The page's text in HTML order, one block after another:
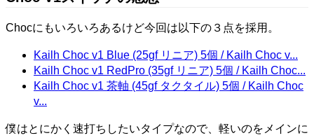
Chocにもいろいろあるけど今回は以下の３点を採用。
Kailh Choc v1 Blue (25gf リニア) 5個 / Kailh Choc v...
Kailh Choc v1 RedPro (35gf リニア) 5個 / Kailh Choc...
Kailh Choc v1 茶軸 (45gf タクタイル) 5個 / Kailh Choc
v...
僕はとにかく速打ちしたいタイプなので、軽いのをメインに